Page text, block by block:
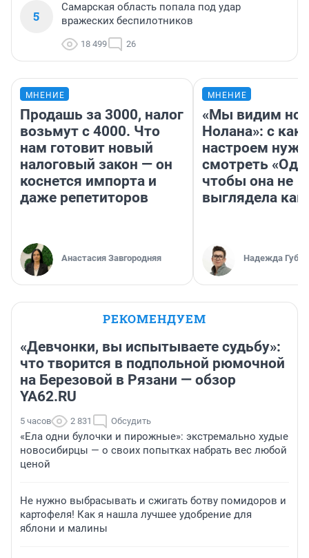
5
Самарская область попала под удар
вражеских беспилотников
18 499 26
МНЕНИЕ
Продашь за 3000, налог
возьмут с 4000. Что
нам готовит новый
налоговый закон — он
коснется импорта и
даже репетиторов
Анастасия Завгородняя
МНЕНИЕ
«Мы видим
Нолана»: с
настроем
смотреть
чтобы она не
выглядела как
Надежда
РЕКОМЕНДУЕМ
«Девчонки, вы испытываете судьбу»:
что творится в подпольной рюмочной
на Березовой в Рязани — обзор
YA62.RU
5 часов 2 831 Обсудить
«Ела одни булочки и пирожные»: экстремально худые
новосибирцы — о своих попытках набрать вес любой
ценой
Не нужно выбрасывать и сжигать ботву помидоров и
картофеля! Как я нашла лучшее удобрение для
яблони и малины